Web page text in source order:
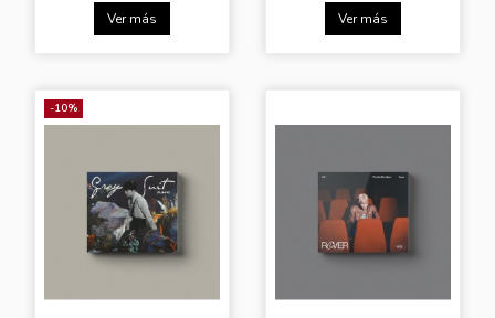
Ver más Ver más
-10%